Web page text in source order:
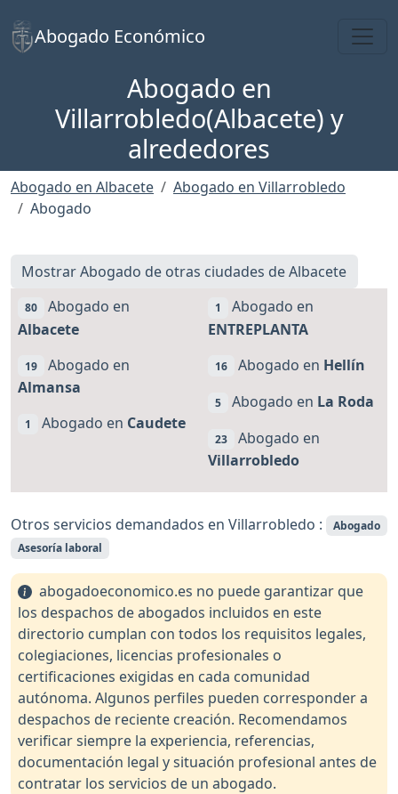
Abogado Económico
Abogado en
Villarrobledo(Albacete) y
alrededores
Abogado en Albacete
Abogado en Villarrobledo
Abogado
Mostrar Abogado de otras ciudades de Albacete
80
Abogado en
Albacete
19
Abogado en
Almansa
1 Abogado en Caudete
1
Abogado en
ENTREPLANTA
16 Abogado en Hellín
5 Abogado en La Roda
23
Abogado en
Villarrobledo
Otros servicios demandados en Villarrobledo :
Abogado
Asesoría laboral
abogadoeconomico.es no puede garantizar que
los despachos de abogados incluidos en este
directorio cumplan con todos los requisitos legales,
colegiaciones, licencias profesionales o
certificaciones exigidas en cada comunidad
autónoma. Algunos perfiles pueden corresponder a
despachos de reciente creación. Recomendamos
verificar siempre la experiencia, referencias,
documentación legal y situación profesional antes de
contratar los servicios de un abogado.